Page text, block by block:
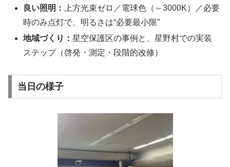
良い照明：
上方光束ゼロ／電球色（～3000K）／必要
時のみ点灯で、明るさは“必要最小限”
地域づくり：星空保護区の事例と、星野村での実装
ステップ（啓発・測定・段階的改修）
当日の様子